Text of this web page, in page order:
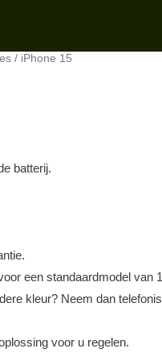
/ iPhone 15
batterij.
een standaardmodel van
kleur? Neem dan
voor u regelen.